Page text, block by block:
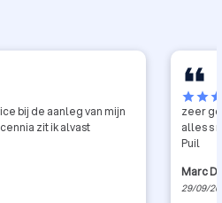
bij de aanleg van mijn
zit ik alvast
starstar
zeer
alles s
Puil
Marc
29/09/